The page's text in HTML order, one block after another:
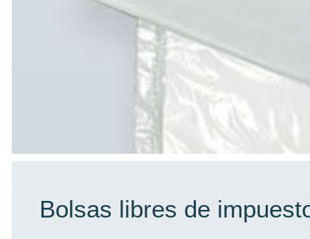
Bolsas libres de